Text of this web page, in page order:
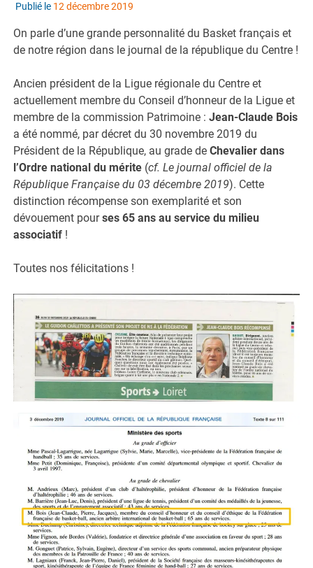
Publié le 12 décembre 2019
On parle d’une grande personnalité du Basket français et
de notre région dans le journal de la république du Centre !
Ancien président de la Ligue régionale du Centre et
actuellement membre du Conseil d’honneur de la Ligue et
membre de la commission Patrimoine :Jean-Claude Bois
a été nommé, par décret du 30 novembre 2019 du
Président de la République, au grade deChevalier dans
l’Ordre national du mérite (cf. Le journal officiel de la
République Française du 03 décembre 2019). Cette
distinction récompense son exemplarité et son
dévouement pourses 65 ans au service du milieu
associatif !
Toutes nos félicitations !